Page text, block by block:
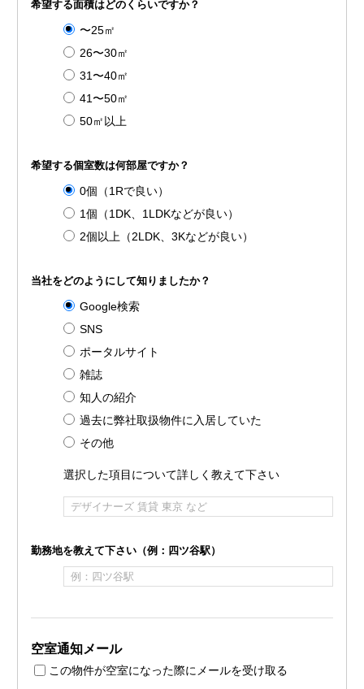
希望する面積はどのくらいですか？
〜25㎡
26〜30㎡
31〜40㎡
41〜50㎡
50㎡以上
希望する個室数は何部屋ですか？
0個（1Rで良い）
1個（1DK、1LDKなどが良い）
2個以上（2LDK、3Kなどが良い）
当社をどのようにして知りましたか？
Google検索
SNS
ポータルサイト
雑誌
知人の紹介
過去に弊社取扱物件に入居していた
その他
選択した項目について詳しく教えて下さい
勤務地を教えて下さい（例：四ツ谷駅）
空室通知メール
この物件が空室になった際にメールを受け取る